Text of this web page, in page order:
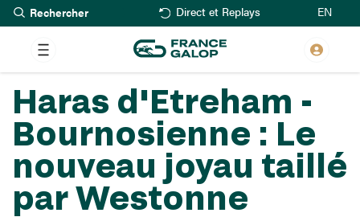
Aller
au
contenu
principal
Rechercher Direct et Replays EN
Haras d'Etreham -
Bournosienne : Le
nouveau joyau taillé
par Westonne